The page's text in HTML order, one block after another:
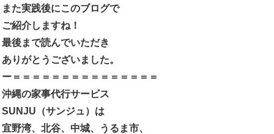
また実践後にこのブログで
ご紹介しますね！
最後まで読んでいただき
ありがとうございました。
ー＝＝＝＝＝＝＝＝＝＝＝＝＝＝＝
沖縄の家事代行サービス
SUNJU （サンジュ）は
宜野湾、北谷、中城、うるま市、